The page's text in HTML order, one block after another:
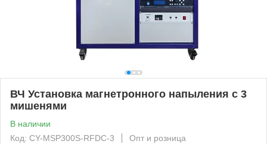
ВЧ Установка магнетронного напыления с 3
мишенями
В наличии
Код: CY-MSP300S-RFDC-3
Опт и розница